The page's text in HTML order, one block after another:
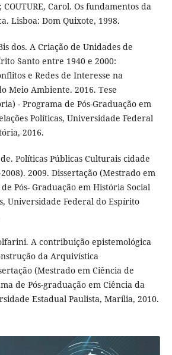
COUTURE, Carol. Os fundamentos da
Lisboa: Dom Quixote, 1998.
dos. A Criação de Unidades de
Santo entre 1940 e 2000:
e Redes de Interesse na
Meio Ambiente. 2016. Tese
- Programa de Pós-Graduação em
Políticas, Universidade Federal
2016.
Políticas Públicas Culturais cidade
2009. Dissertação (Mestrado em
Pós- Graduação em História Social
Universidade Federal do Espírito
A contribuição epistemológica
da Arquivística
(Mestrado em Ciência de
de Pós-graduação em Ciência da
Estadual Paulista, Marília, 2010.